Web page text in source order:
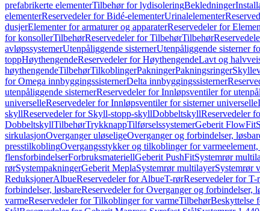
prefabrikerte elementerTilbehør for lydisoleringBekledninger
elementerReservedeler for Bidé-elementerUrinalelementer
dusjerElementer for armaturer og apparaterReservedeler for
for konsollerTilbehørReservedeler for TilbehørTilbehør
avløpssystemerUtenpåliggende sisternerUtenpåliggende sisterner
toppHøythengendeReservedeler for HøythengendeLavt og
høythengendeTilbehørTilkoblingerPakningerPakningsringer
for Omega innbyggingssisternerDelta innbyggingssisterner
utenpåliggende sisternerReservedeler for Innløpsventiler for
universelleReservedeler for Innløpsventiler for sisterner universelle
skyllReservedeler for Skyll-stopp-skyllDobbeltskyllReservedeler
DobbeltskyllTilbehørTrykknappTilførselssystemerGeberit FlowFit
sirkulasjonOverganger uløseligeOverganger og forbindelser,
presstilkoblingOvergangsstykker og tilkoblinger for varmeelement,
flensforbindelserForbruksmateriellGeberit PushFitSystemrør
rørSystempakningerGeberit MeplaSystemrør multilayerSystemrør
ReduksjonerAlbueReservedeler for AlbueT-rørReservedeler for T-
forbindelser, løsbareReservedeler for Overganger og forbindelser,
varmeReservedeler for Tilkoblinger for varmeTilbehørBeskyttelse